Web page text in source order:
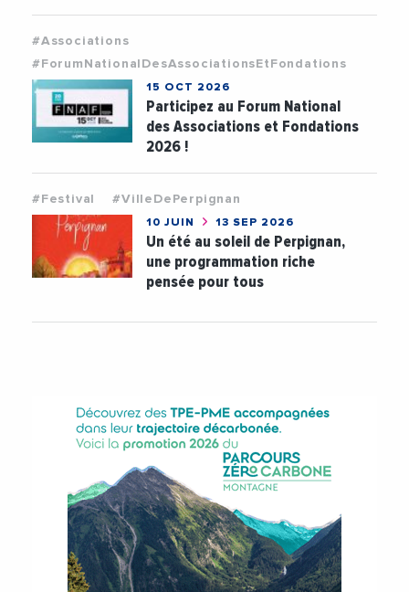
#Associations
#ForumNationalDesAssociationsEtFondations
15 OCT 2026
Participez au Forum National
des Associations et Fondations
2026 !
#Festival #VilleDePerpignan
10 JUIN 13 SEP 2026
Un été au soleil de Perpignan,
une programmation riche
pensée pour tous